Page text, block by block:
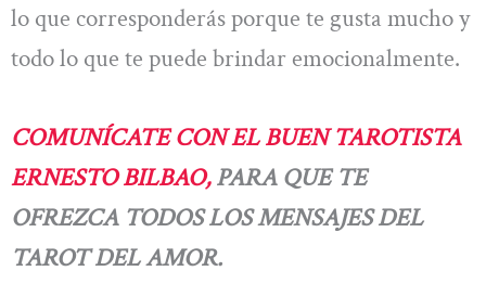
lo que corresponderás porque te gusta mucho y
todo lo que te puede brindar emocionalmente.
COMUNÍCATE CON EL BUEN TAROTISTA
ERNESTO BILBAO,PARA QUE TE
OFREZCA TODOS LOS MENSAJES DEL
TAROT DEL AMOR.